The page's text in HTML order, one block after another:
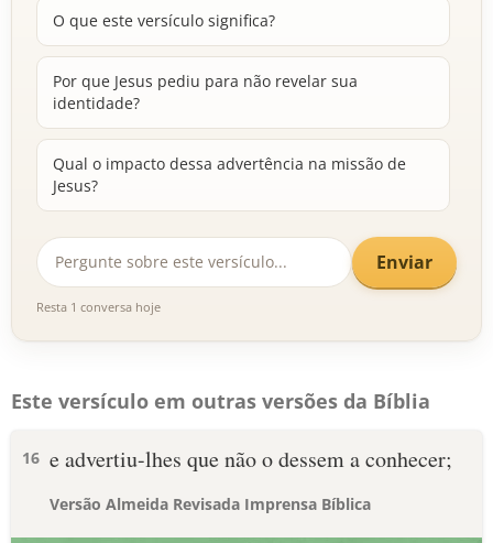
O que este versículo significa?
Por que Jesus pediu para não revelar sua
identidade?
Qual o impacto dessa advertência na missão de
Jesus?
Enviar
Resta 1 conversa hoje
Este versículo em outras versões da Bíblia
16 e advertiu-lhes que não o dessem a conhecer;
Versão Almeida Revisada Imprensa Bíblica